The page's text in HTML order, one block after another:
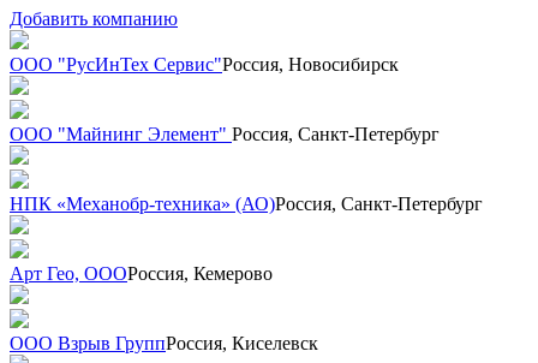
Добавить компанию
ООО "РусИнТех Сервис"Россия, Новосибирск
ООО "Майнинг Элемент" Россия, Санкт-Петербург
НПК «Механобр-техника» (АО)Россия, Санкт-Петербург
Арт Гео, ОООРоссия, Кемерово
ООО Взрыв ГруппРоссия, Киселевск